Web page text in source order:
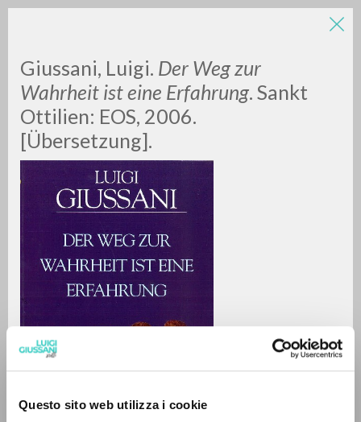
Questo sito web utilizza i cookie
Giussani, Luigi. Der Weg zur
Wahrheit ist eine Erfahrung. Sankt
Ottilien: EOS, 2006.
[Übersetzung].
LUIGI
GIUSSANI
BÚSQUEDA AVANZADA »